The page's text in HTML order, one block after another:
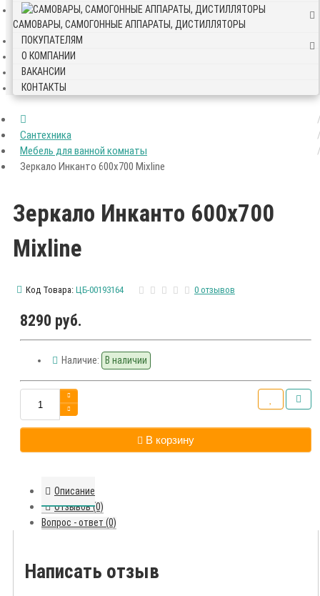
САМОВАРЫ, САМОГОННЫЕ АППАРАТЫ, ДИСТИЛЛЯТОРЫ
ПОКУПАТЕЛЯМ
О КОМПАНИИ
ВАКАНСИИ
КОНТАКТЫ
Сантехника
Мебель для ванной комнаты
Зеркало Инканто 600x700 Mixline
Зеркало Инканто 600x700
Mixline
Код Товара: ЦБ-00193164 0 отзывов
8290 руб.
Наличие: В наличии
В корзину
Описание
Отзывов (0)
Вопрос - ответ (0)
Написать отзыв